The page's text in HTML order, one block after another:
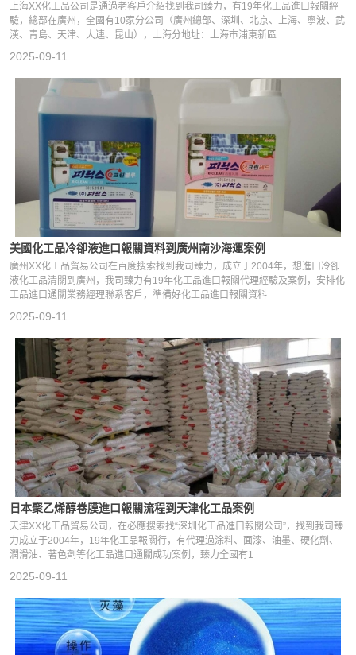
上海XX化工品公司是通過老客戶介紹找到我司臻力，有19年化工品進口報關經
驗，總部在廣州，全國有10家分公司（廣州總部、深圳、北京、上海、寧波、武
漢、青島、天津、大連、昆山），上海分地址：上海市浦東新區
2025-09-11
美國化工品冷卻液進口報關資料到廣州南沙海運案例
廣州XX化工品貿易公司在百度搜索找到我司臻力，成立于2004年，想進口冷卻
液化工品清關到廣州，我司臻力有19年化工品進口報關代理經驗及案例，安排化
工品進口通關業務經理聯系客戶，準備好化工品進口報關資料
2025-09-11
日本聚乙烯醇卷膜進口報關流程到天津化工品案例
天津XX化工品貿易公司，在必應搜索找“深圳化工品進口報關公司”，找到我司臻
力成立于2004年，19年化工品報關行，有代理過涂料、面漆、油墨、硬化劑、
潤滑油、著色劑等化工品進口通關成功案例，臻力全國有1
2025-09-11